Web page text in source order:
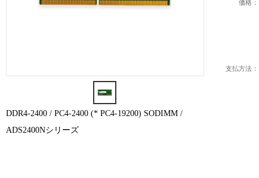
DDR4-2400 / PC4-2400 (* PC4-19200) SODIMM /
ADS2400Nシリーズ
価格：
支払方法：